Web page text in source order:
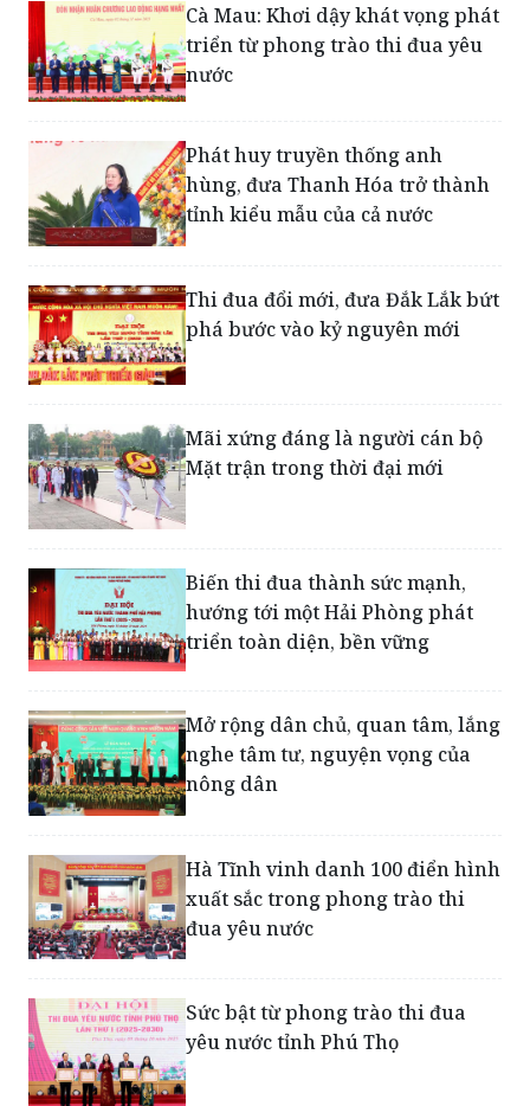
Cà Mau: Khơi dậy khát vọng phát
triển từ phong trào thi đua yêu
nước
Phát huy truyền thống anh
hùng, đưa Thanh Hóa trở thành
tỉnh kiểu mẫu của cả nước
Thi đua đổi mới, đưa Đắk Lắk bứt
phá bước vào kỷ nguyên mới
Mãi xứng đáng là người cán bộ
Mặt trận trong thời đại mới
Biến thi đua thành sức mạnh,
hướng tới một Hải Phòng phát
triển toàn diện, bền vững
Mở rộng dân chủ, quan tâm, lắng
nghe tâm tư, nguyện vọng của
nông dân
Hà Tĩnh vinh danh 100 điển hình
xuất sắc trong phong trào thi
đua yêu nước
Sức bật từ phong trào thi đua
yêu nước tỉnh Phú Thọ